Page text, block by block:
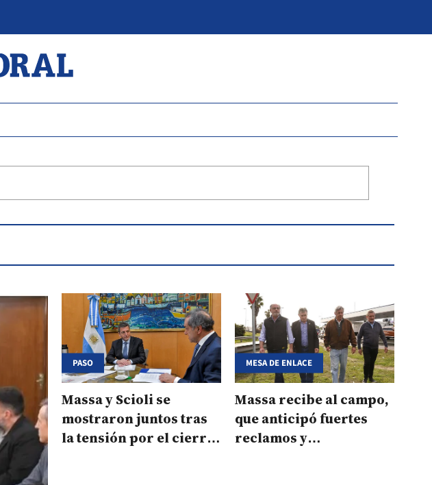
PASO
Massa y Scioli se
mostraron juntos tras
la tensión por el cierre
MESA DE ENLACE
Massa recibe al campo,
que anticipó fuertes
reclamos y